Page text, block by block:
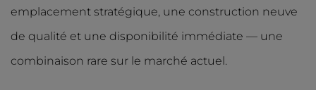
emplacement stratégique, une construction neuve
de qualité et une disponibilité immédiate — une
combinaison rare sur le marché actuel.